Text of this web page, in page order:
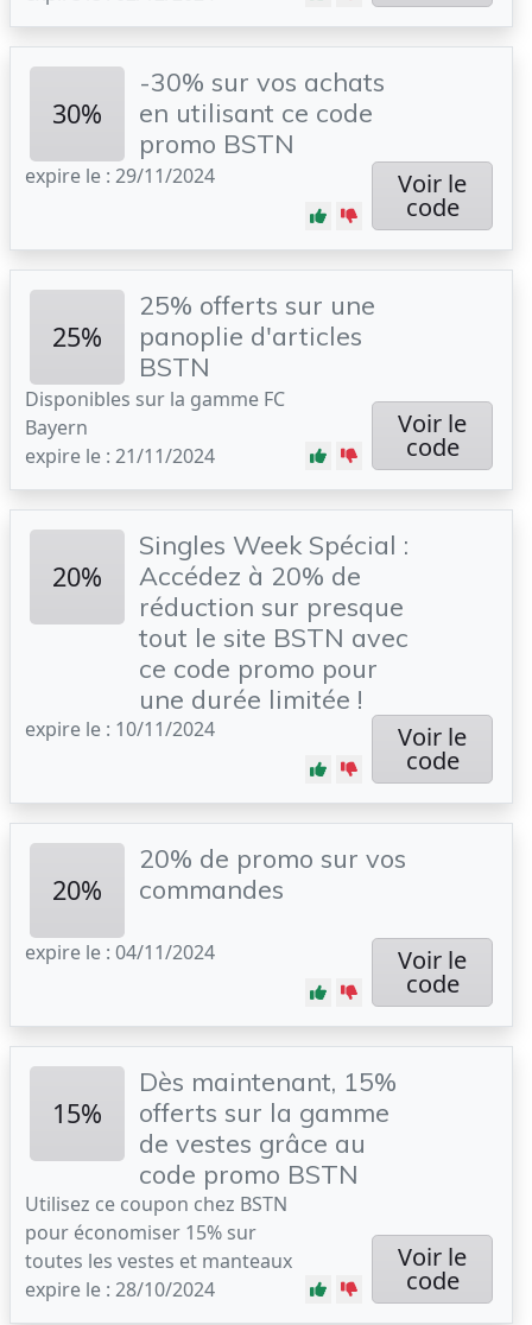
30%
-30% sur vos achats
en utilisant ce code
promo BSTN
expire le : 29/11/2024 Voir le
code
25%
25% offerts sur une
panoplie d'articles
BSTN
Disponibles sur la gamme FC
Bayern
expire le : 21/11/2024
Voir le
code
20%
Singles Week Spécial :
Accédez à 20% de
réduction sur presque
tout le site BSTN avec
ce code promo pour
une durée limitée !
expire le : 10/11/2024 Voir le
code
20%
20% de promo sur vos
commandes
expire le : 04/11/2024 Voir le
code
15%
Dès maintenant, 15%
offerts sur la gamme
de vestes grâce au
code promo BSTN
Utilisez ce coupon chez BSTN
pour économiser 15% sur
toutes les vestes et manteaux
expire le : 28/10/2024
Voir le
code